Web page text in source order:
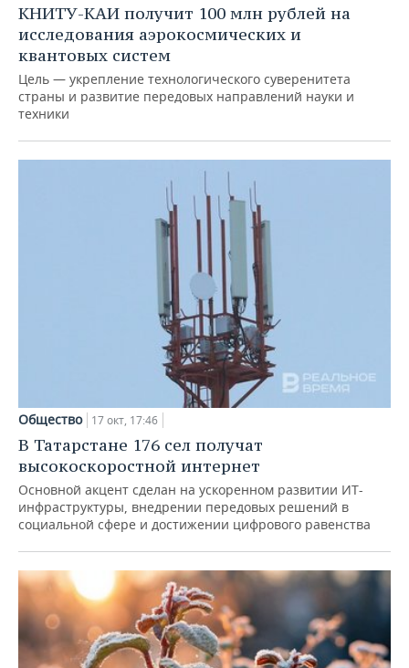
КНИТУ-КАИ получит 100 млн рублей на
исследования аэрокосмических и
квантовых систем
Цель — укрепление технологического суверенитета
страны и развитие передовых направлений науки и
техники
Общество 17 окт, 17:46
В Татарстане 176 сел получат
высокоскоростной интернет
Основной акцент сделан на ускоренном развитии ИТ-
инфраструктуры, внедрении передовых решений в
социальной сфере и достижении цифрового равенства